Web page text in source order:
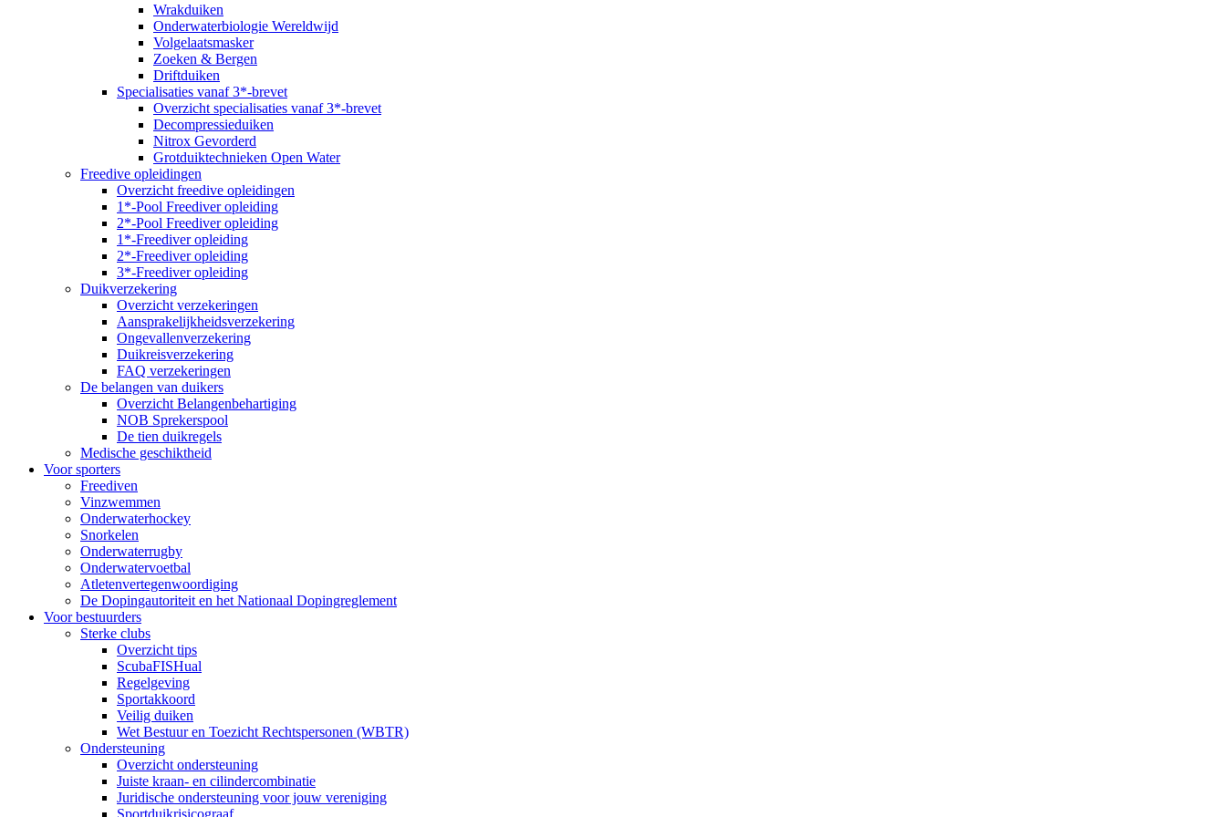
Wrakduiken
Onderwaterbiologie Wereldwijd
Volgelaatsmasker
Zoeken & Bergen
Driftduiken
Specialisaties vanaf 3*-brevet
Overzicht specialisaties vanaf 3*-brevet
Decompressieduiken
Nitrox Gevorderd
Grotduiktechnieken Open Water
Freedive opleidingen
Overzicht freedive opleidingen
1*-Pool Freediver opleiding
2*-Pool Freediver opleiding
1*-Freediver opleiding
2*-Freediver opleiding
3*-Freediver opleiding
Duikverzekering
Overzicht verzekeringen
Aansprakelijkheidsverzekering
Ongevallenverzekering
Duikreisverzekering
FAQ verzekeringen
De belangen van duikers
Overzicht Belangenbehartiging
NOB Sprekerspool
De tien duikregels
Medische geschiktheid
Voor sporters
Freediven
Vinzwemmen
Onderwaterhockey
Snorkelen
Onderwaterrugby
Onderwatervoetbal
Atletenvertegenwoordiging
De Dopingautoriteit en het Nationaal Dopingreglement
Voor bestuurders
Sterke clubs
Overzicht tips
ScubaFISHual
Regelgeving
Sportakkoord
Veilig duiken
Wet Bestuur en Toezicht Rechtspersonen (WBTR)
Ondersteuning
Overzicht ondersteuning
Juiste kraan- en cilindercombinatie
Juridische ondersteuning voor jouw vereniging
Sportduikrisicograaf